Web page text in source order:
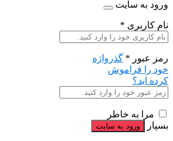
ورود به سایت
نام کاربری *
رمز عبور * گذرواژه
خود را فراموش
کرده اید؟
مرا به خاطر
بسپار